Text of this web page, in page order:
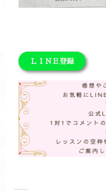
ＬＩＮＥ登録